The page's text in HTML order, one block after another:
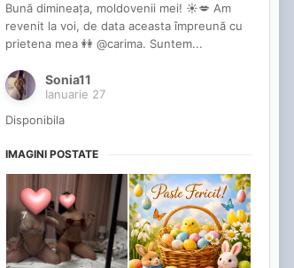
Bună dimineața, moldovenii mei! ☀️💋 Am
revenit la voi, de data aceasta împreună cu
prietena mea 👭 @carima. Suntem...
Sonia11
Ianuarie 27
Disponibila
IMAGINI POSTATE